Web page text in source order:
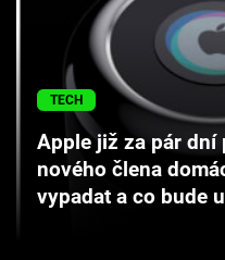
Cool Esport
Pořady
TECH
Apple již za pár dní
nového člena
vypadat a co bude